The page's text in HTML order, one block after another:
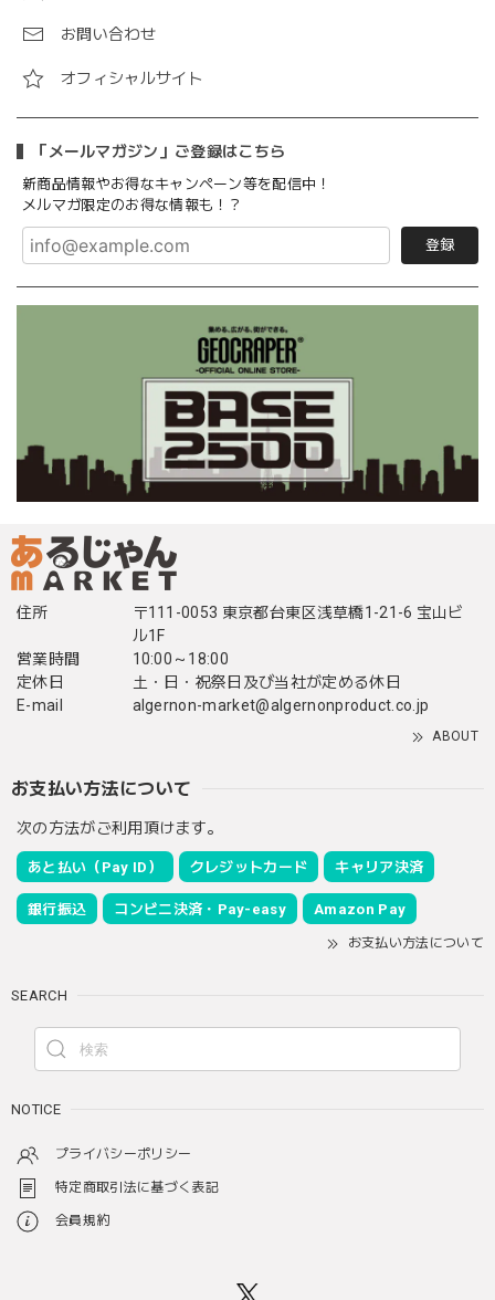
お問い合わせ
オフィシャルサイト
「メールマガジン」ご登録はこちら
新商品情報やお得なキャンペーン等を配信中！
メルマガ限定のお得な情報も！？
登録
住所
〒111-0053 東京都台東区浅草橋1-21-6 宝山ビ
ル1F
営業時間
10:00～18:00
定休日
土・日・祝祭日及び当社が定める休日
E-mail
algernon-market@algernonproduct.co.jp
ABOUT
お支払い方法について
次の方法がご利用頂けます。
あと払い（Pay ID） クレジットカード キャリア決済
銀行振込 コンビニ決済・Pay-easy Amazon Pay
お支払い方法について
SEARCH
NOTICE
プライバシーポリシー
特定商取引法に基づく表記
会員規約